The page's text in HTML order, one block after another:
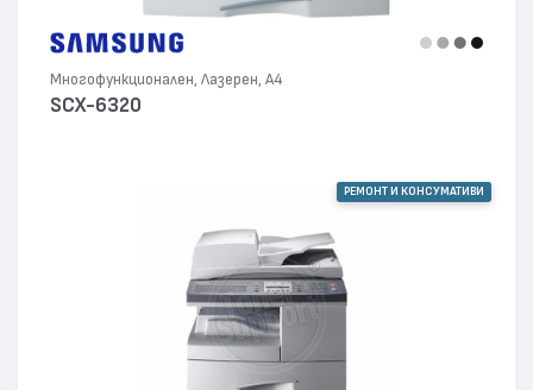
Многофункционален, Лазерен, А4
SCX-6320
РЕМОНТ И КОНСУМАТИВИ